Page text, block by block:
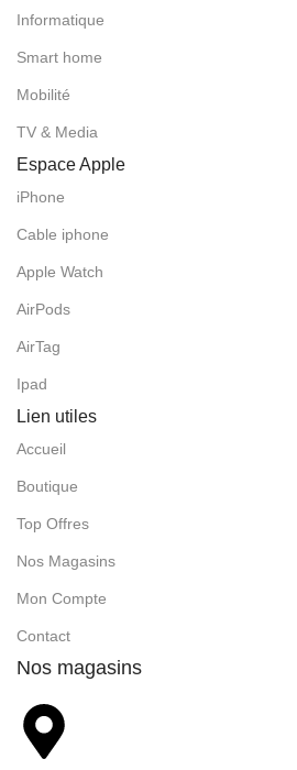
Informatique
Smart home
Mobilité
TV & Media
Espace Apple
iPhone
Cable iphone
Apple Watch
AirPods
AirTag
Ipad
Lien utiles
Accueil
Boutique
Top Offres
Nos Magasins
Mon Compte
Contact
Nos magasins